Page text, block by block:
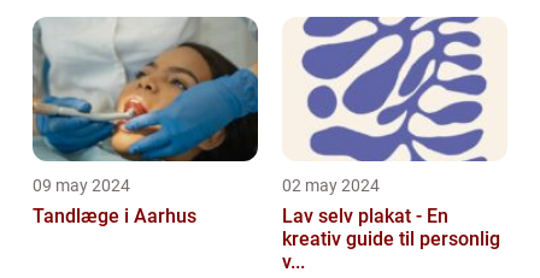
09 may 2024
Tandlæge i Aarhus
02 may 2024
Lav selv plakat - En
kreativ guide til personlig
v...